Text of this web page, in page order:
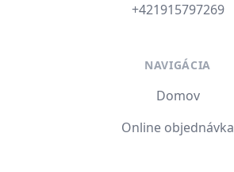
+421915797269
NAVIGÁCIA
Domov
Online objednávka